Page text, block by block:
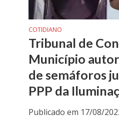
COTIDIANO
Tribunal de
Município
de semáforos
PPP da
Publicado em 17/08/